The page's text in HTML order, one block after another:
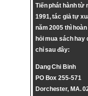
Tiến phát hành từ
1991, tác giả tự
năm 2005 thì
hỏi mua sách hay
chỉ sau đây:
Dang Chi Binh
PO Box 255-571
Dorchester, MA.